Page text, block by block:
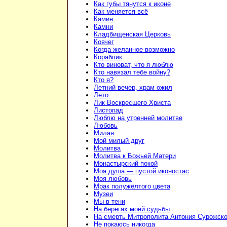
Как губы тянутся к иконе
Как меняется всё
Камин
Камни
Кладбищенская Церковь
Ковчег
Когда желанное возможно
Кораблик
Кто виноват, что я люблю
Кто навязал тебе войну?
Кто я?
Летний вечер, храм ожил
Лето
Лик Воскресшего Христа
Листопад
Люблю на утренней молитве
Любовь
Милая
Мой милый друг
Молитва
Молитва к Божьей Матери
Монастырский покой
Моя душа — пустой иконостас
Моя любовь
Мрак полужёлтого цвета
Музеи
Мы в тени
На берегах моей судьбы
На смерть Митрополита Антония
Не покаюсь никогда